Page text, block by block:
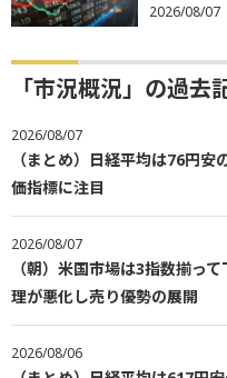
2026/08/07
「市況概況」の過去
2026/08/07
（まとめ）日経平均は76円
価指標に注目
2026/08/07
（朝）米国市場は3指数揃っ
理が悪化し売り優勢の展開
2026/08/06